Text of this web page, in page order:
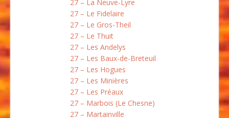
27 – La Neuve-Lyre
27 – Le Fidelaire
27 – Le Gros-Theil
27 – Le Thuit
27 – Les Andelys
27 – Les Baux-de-Breteuil
27 – Les Hogues
27 – Les Minières
27 – Les Préaux
27 – Marbois (Le Chesne)
27 – Martainville